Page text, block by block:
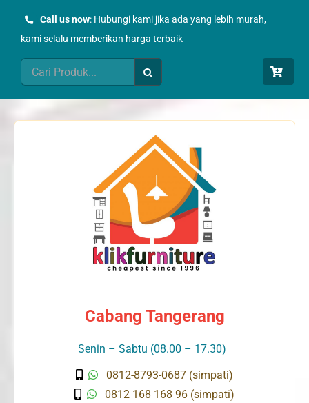
Call us now: Hubungi kami jika ada yang lebih murah,
kami selalu memberikan harga terbaik
Search
for:
Cabang Tangerang
Senin – Sabtu (08.00 – 17.30)
0812-8793-0687 (simpati)
0812 168 168 96 (simpati)